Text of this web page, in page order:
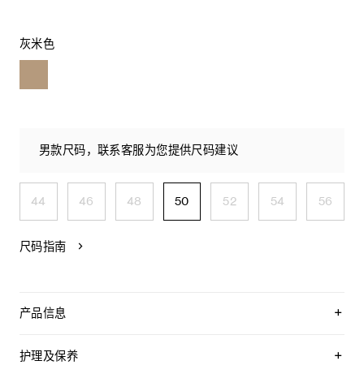
灰米色
男款尺码，联系客服为您提供尺码建议
44 46 48 50 52 54 56
尺码指南
产品信息
衬里：51%莫代尔纤维，49%粘纤
护理及保养